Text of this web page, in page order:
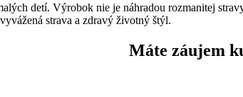
detí. Výrobok nie je náhradou rozmanitej
strava a zdravý životný štýl.
Máte záujem